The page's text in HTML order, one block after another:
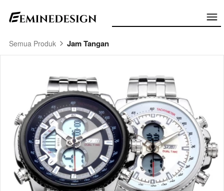
Semua Produk Jam Tangan